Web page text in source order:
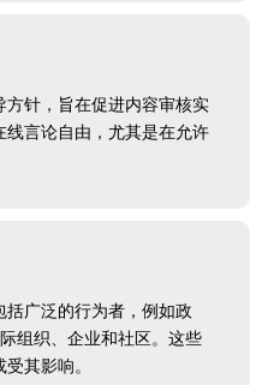
方针，旨在促进内容审核实
言论自由，尤其是在允许
广泛的行为者，例如政
组织、企业和社区。这些
其影响。